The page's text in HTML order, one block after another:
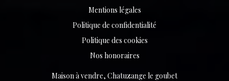
Mentions légales
Politique de confidentialité
Politique des cookies
Nos honoraires
Maison à vendre, Chatuzange le goubet